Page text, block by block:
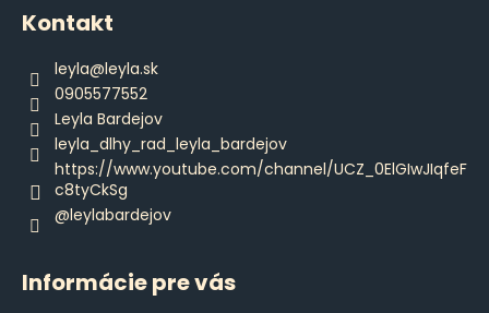
Kontakt
leyla@leyla.sk
0905577552
Leyla Bardejov
leyla_dlhy_rad_leyla_bardejov
https://www.youtube.com/channel/UCZ_0ElGIwJIqfeF
c8tyCkSg
@leylabardejov
Informácie pre vás